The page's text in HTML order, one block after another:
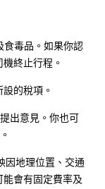
食毒品。如果你認
終止行程。
的稅項。
出意見。你也可
因地理位置、交通
會有固定費率及